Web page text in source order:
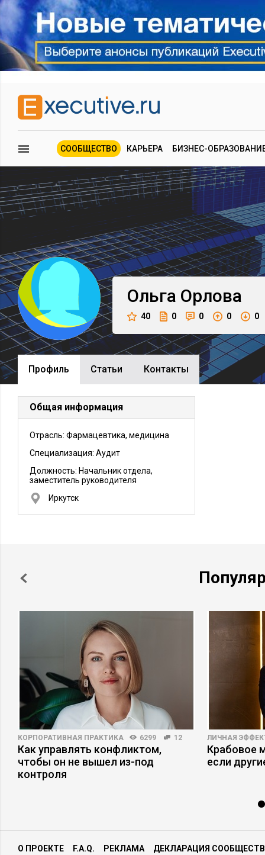
СООБЩЕСТВО КАРЬЕРА БИЗНЕС-
Ольга Орлова
40 0 0 0 0
Профиль Cтатьи Контакты
Общая информация
Отрасль: Фармацевтика, медицина
Специализация: Аудит
Должность: Начальник отдела,
заместитель руководителя
Иркутск
КОРПОРАТИВНАЯ ПРАКТИКА 6299 12
Как управлять конфликтом,
чтобы он не вышел из-под
контроля
ЛИЧНАЯ
Крабовое
если
О ПРОЕКТЕ F.A.Q. РЕКЛАМА ДЕКЛАРАЦИЯ